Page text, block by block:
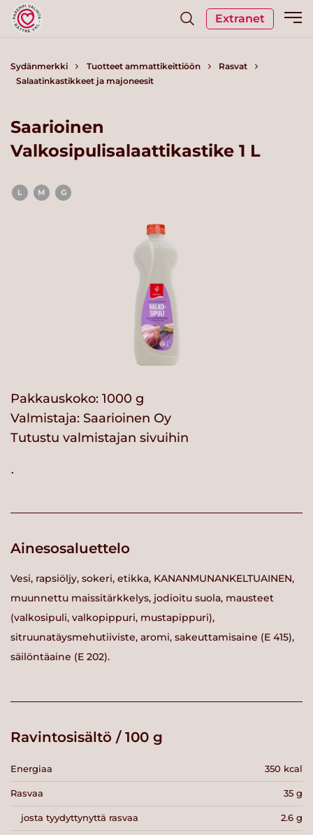
Extranet
Sydänmerkki Tuotteet ammattikeittiöön
Rasvat
Salaatinkastikkeet ja majoneesit
Saarioinen
Valkosipulisalaattikastike 1 L
L M G
Pakkauskoko: 1000 g
Valmistaja: Saarioinen Oy
Tutustu valmistajan sivuihin
.
Ainesosaluettelo
Vesi, rapsiöljy, sokeri, etikka, KANANMUNANKELTUAINEN,
muunnettu maissitärkkelys, jodioitu suola, mausteet
(valkosipuli, valkopippuri, mustapippuri),
sitruunatäysmehutiiviste, aromi, sakeuttamisaine (E 415),
säilöntäaine (E 202).
Ravintosisältö / 100 g
Energiaa 350 kcal
Rasvaa 35 g
josta tyydyttynyttä rasvaa 2.6 g